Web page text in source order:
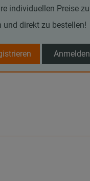
individuellen Preise zu
und direkt zu bestellen!
Anmelden